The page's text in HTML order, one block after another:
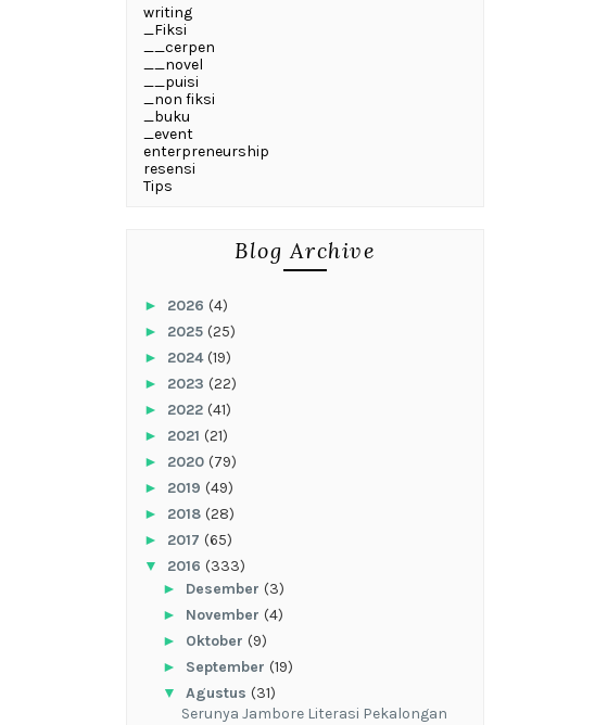
writing
_Fiksi
__cerpen
__novel
__puisi
_non fiksi
_buku
_event
enterpreneurship
resensi
Tips
Blog Archive
► 2026 (4)
► 2025 (25)
► 2024(19)
► 2023 (22)
► 2022 (41)
► 2021 (21)
► 2020 (79)
► 2019 (49)
► 2018 (28)
► 2017 (65)
▼ 2016 (333)
► Desember (3)
► November (4)
► Oktober (9)
► September (19)
▼ Agustus (31)
Serunya Jambore Literasi Pekalongan